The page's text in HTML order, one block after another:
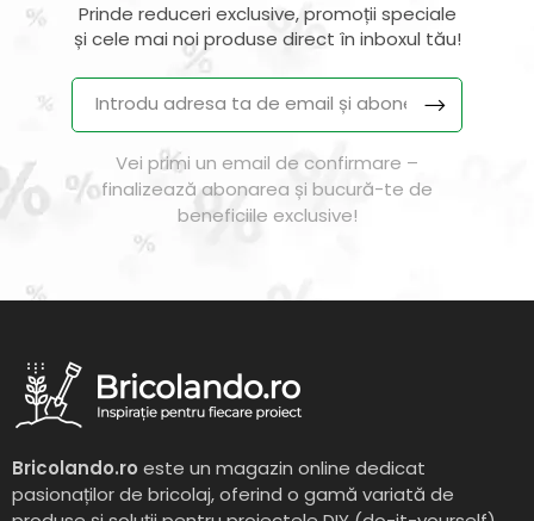
Prinde reduceri exclusive, promoții speciale
și cele mai noi produse direct în inboxul tău!
Vei primi un email de confirmare –
finalizează abonarea și bucură-te de
beneficiile exclusive!
Bricolando.ro este un magazin online dedicat
pasionaților de bricolaj, oferind o gamă variată de